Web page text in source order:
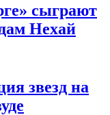
сыграют
Нехай
звезд на